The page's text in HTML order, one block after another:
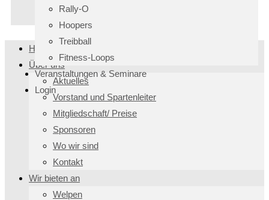
Rally-O
Hoopers
Treibball
Fitness-Loops
Veranstaltungen & Seminare
Login
Home
Über uns
Aktuelles
Vorstand und Spartenleiter
Mitgliedschaft/ Preise
Sponsoren
Wo wir sind
Kontakt
Wir bieten an
Welpen